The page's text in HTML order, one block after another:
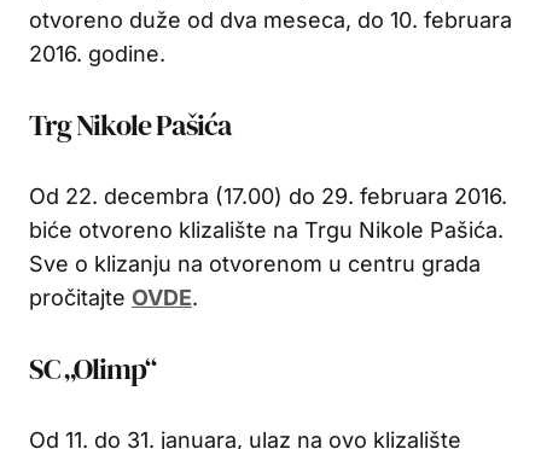
otvoreno duže od dva meseca, do 10. februara
2016. godine.
Trg Nikole Pašića
Od 22. decembra (17.00) do 29. februara 2016.
biće otvoreno klizalište na Trgu Nikole Pašića.
Sve o klizanju na otvorenom u centru grada
pročitajte OVDE.
SC „Olimp“
Od 11. do 31. januara, ulaz na ovo klizalište